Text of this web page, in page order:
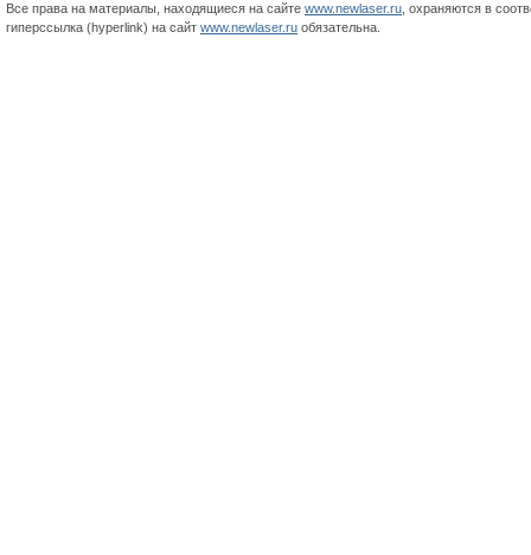
Все права на материалы, находящиеся на сайте www.newlaser.ru , охраняются в
гиперссылка (hyperlink) на сайт www.newlaser.ru обязательна.